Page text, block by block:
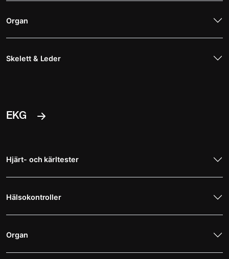
Organ
Skelett & Leder
EKG
Hjärt- och kärltester
Hälsokontroller
Organ